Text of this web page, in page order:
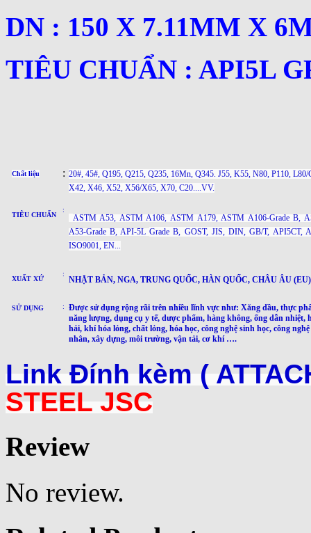
DN : 150 X 7.11MM X
TIÊU CHUẨN : API5L
Chất liệu : 20#, 45#, Q195, Q215, Q235, 16Mn, Q345. J55, K55, N80, P110, L80/
X42, X46, X52, X56/X65, X70, C20....VV.
TIÊU CHUẨN
:
ASTM A53, ASTM A106, ASTM A179, ASTM A106-Grade B,
A53-Grade B, API-5LGrade B , GOST, JIS, DIN, GB/T, API5CT,
ISO9001, EN...
XUẤT XỨ
:
NHẬT BẢN, NGA, TRUNG QUỐC, HÀN QUỐC, CHÂU ÂU (EU)
SỬ DỤNG :
Được sử dụng rộng rãi trên nhiều lĩnh vực như: Xăng dầu, thực
năng lượng, dụng cụ y tế, dược phẩm, hàng không, ống dẫn nhiệt,
hải, khí hóa lỏng, chất lỏng, hóa học, công nghệ sinh học, công
nhân, xây dựng, môi trường, vận tải, cơ khí ….
Link Đính kèm (
STEEL JSC
Review
No review.